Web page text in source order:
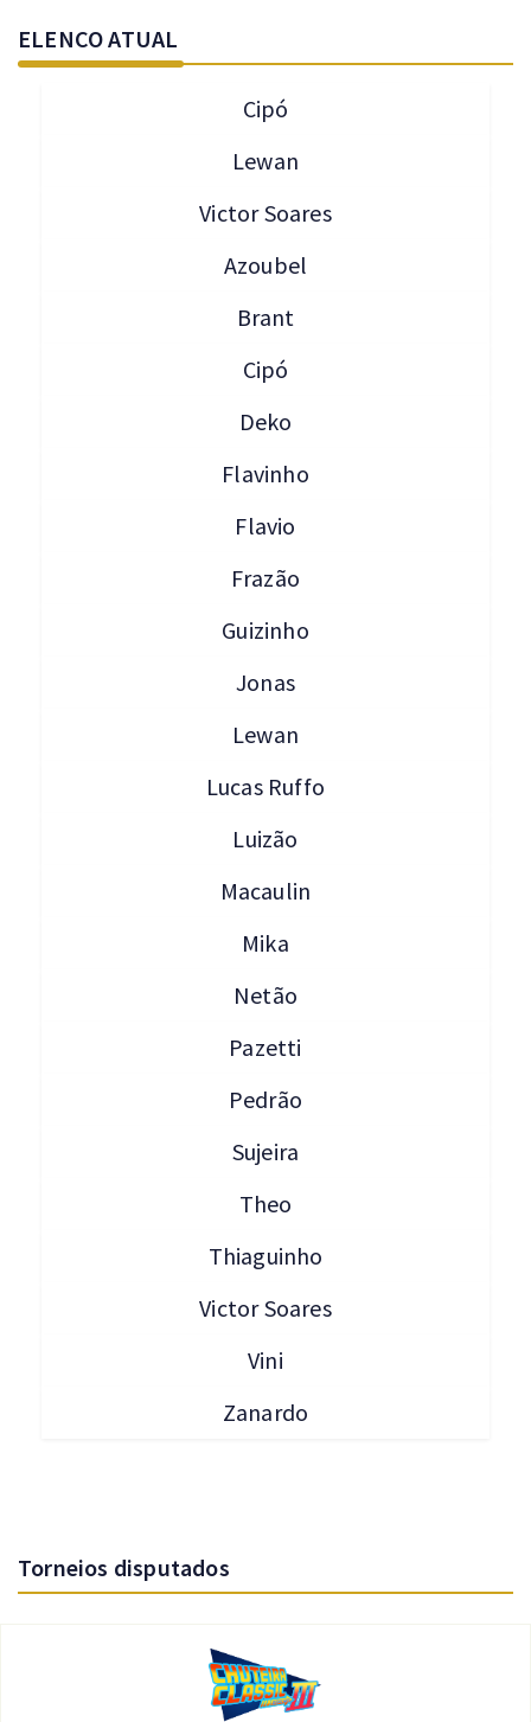
ELENCO ATUAL
Cipó
Lewan
Victor Soares
Azoubel
Brant
Cipó
Deko
Flavinho
Flavio
Frazão
Guizinho
Jonas
Lewan
Lucas Ruffo
Luizão
Macaulin
Mika
Netão
Pazetti
Pedrão
Sujeira
Theo
Thiaguinho
Victor Soares
Vini
Zanardo
Torneios disputados